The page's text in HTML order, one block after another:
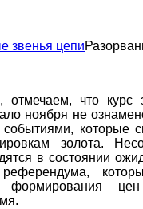
отмечаем, что курс
ноября не
событиями, которые
золота.
в состоянии
референдума,
формирования